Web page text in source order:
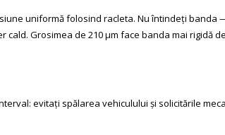
uniformă folosind racleta. Nu întindeți
Grosimea de 210 μm face banda mai rigidă
evitați spălarea vehiculului și solicitările